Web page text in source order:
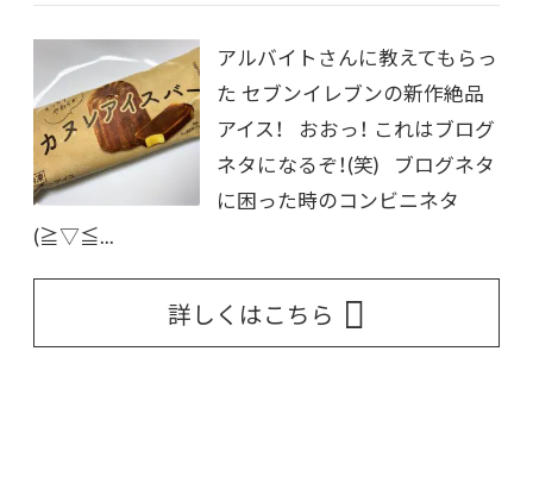
アルバイトさんに教えてもらっ
た セブンイレブンの新作絶品
アイス！ おおっ！ これはブログ
ネタになるぞ！(笑) ブログネタ
に困った時のコンビニネタ
(≧▽≦...
詳しくはこちら